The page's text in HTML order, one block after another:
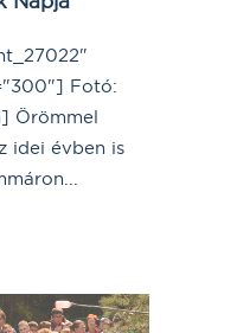
Fotó:
Örömmel
idei évben is